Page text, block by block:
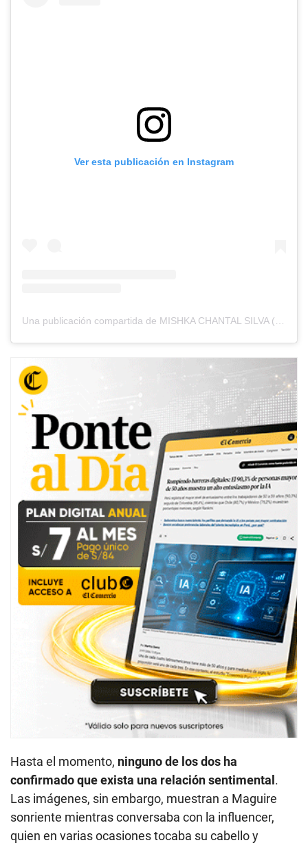
Ver esta publicación en Instagram
Hasta el momento, ninguno de los dos ha
confirmado que exista una relación sentimental .
Las imágenes, sin embargo, muestran a Maguire
sonriente mientras conversaba con la influencer,
quien en varias ocasiones tocaba su cabello y